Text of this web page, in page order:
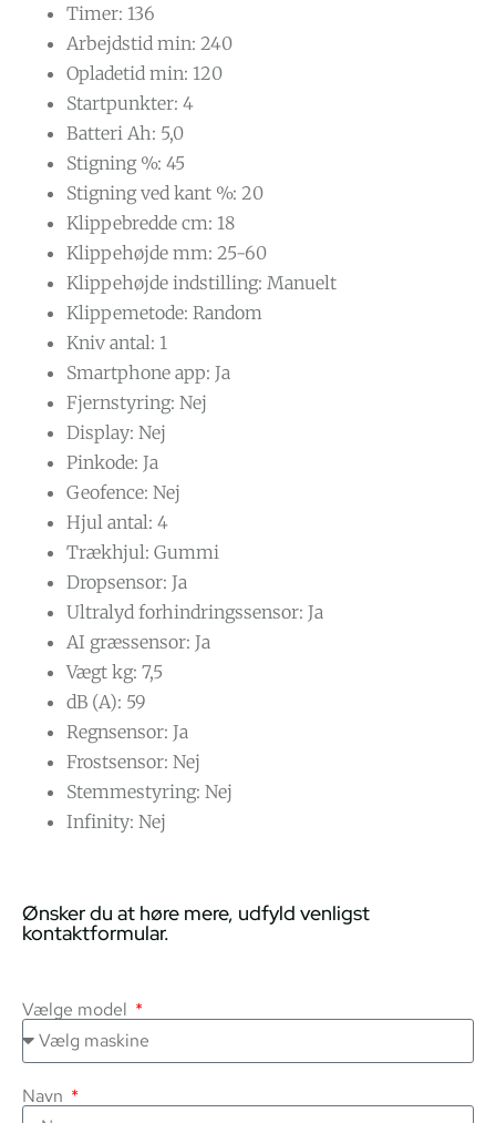
Timer: 136
Arbejdstid min: 240
Opladetid min: 120
Startpunkter: 4
Batteri Ah: 5,0
Stigning %: 45
Stigning ved kant %: 20
Klippebredde cm: 18
Klippehøjde mm: 25-60
Klippehøjde indstilling: Manuelt
Klippemetode: Random
Kniv antal: 1
Smartphone app: Ja
Fjernstyring: Nej
Display: Nej
Pinkode: Ja
Geofence: Nej
Hjul antal: 4
Trækhjul: Gummi
Dropsensor: Ja
Ultralyd forhindringssensor: Ja
AI græssensor: Ja
Vægt kg: 7,5
dB (A): 59
Regnsensor: Ja
Frostsensor: Nej
Stemmestyring: Nej
Infinity: Nej
Ønsker du at høre mere, udfyld venligst
kontaktformular.
Vælge model
Navn